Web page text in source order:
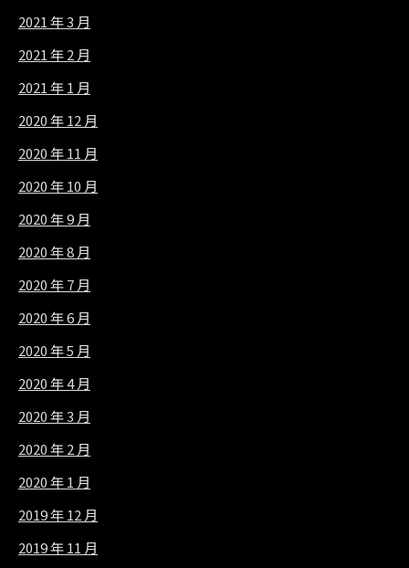
2021 年 3 月
2021 年 2 月
2021 年 1 月
2020 年 12 月
2020 年 11 月
2020 年 10 月
2020 年 9 月
2020 年 8 月
2020 年 7 月
2020 年 6 月
2020 年 5 月
2020 年 4 月
2020 年 3 月
2020 年 2 月
2020 年 1 月
2019 年 12 月
2019 年 11 月